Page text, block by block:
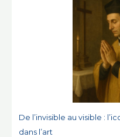
De l’invisible au visible :
dans l’art